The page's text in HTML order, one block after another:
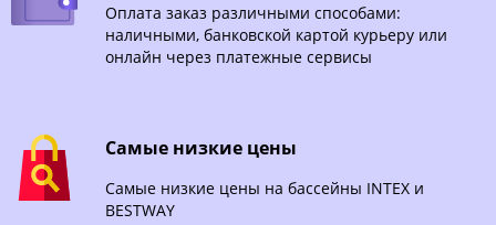
Оплата заказ различными способами:
наличными, банковской картой курьеру или
онлайн через платежные сервисы
Самые низкие цены
Самые низкие цены на бассейны INTEX и
BESTWAY